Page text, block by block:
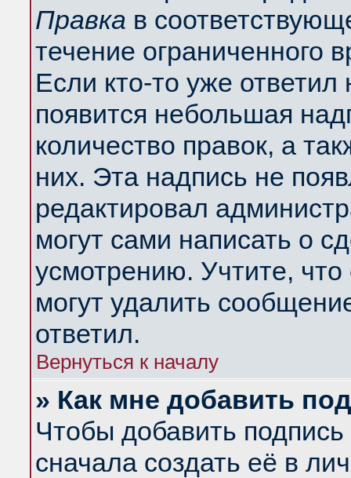
Правка в
течение ограниченного
Если кто-то уже
появится небольшая
количество правок, а
них. Эта надпись не
редактировал
могут сами написать о
усмотрению. Учтите,
могут удалить
ответил.
Вернуться к началу
» Как мне добавить
Чтобы добавить
сначала создать её в